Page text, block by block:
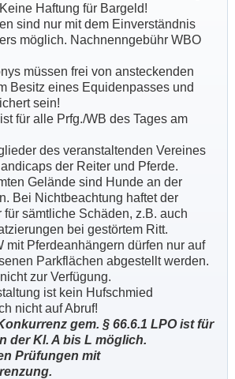
Haftung für Bargeld!
sind nur mit dem Einverständnis
möglich. Nachnenngebühr WBO
müssen frei von ansteckenden
Besitz eines Equidenpasses und
sein!
für alle Prfg./WB des Tages am
des veranstaltenden Vereines
der Reiter und Pferde.
Gelände sind Hunde an der
Bei Nichtbeachtung haftet der
für sämtliche Schäden, z.B. auch
bei gestörtem Ritt.
mit Pferdeanhängern dürfen nur auf
Parkflächen abgestellt werden.
zur Verfügung.
ist kein Hufschmied
nicht auf Abruf!
gem. § 66.6.1 LPO ist für
der Kl. A bis L möglich.
Prüfungen mit